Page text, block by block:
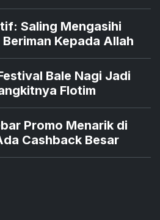
Saling Mengasihi
Kepada Allah
Bale Nagi Jadi
Flotim
Promo Menarik di
Cashback Besar